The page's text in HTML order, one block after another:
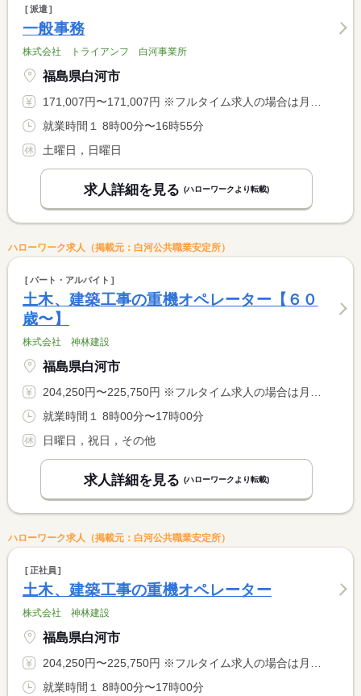
派遣
一般事務
株式会社 トライアンフ 白河事業所
福島県白河市
171,007円〜171,007円 ※フルタイム求人の場合は月額（換算額）、パート求人の場合は時間額を表示しています。
就業時間１ 8時00分〜16時55分
土曜日，日曜日
求人詳細を見る (ハローワークより転載)
ハローワーク求人（掲載元：白河公共職業安定所）
パート・アルバイト
土木、建築工事の重機オペレーター【６０
歳〜】
株式会社 神林建設
福島県白河市
204,250円〜225,750円 ※フルタイム求人の場合は月額（換算額）、パート求人の場合は時間額を表示しています。
就業時間１ 8時00分〜17時00分
日曜日，祝日，その他
求人詳細を見る (ハローワークより転載)
ハローワーク求人（掲載元：白河公共職業安定所）
正社員
土木、建築工事の重機オペレーター
株式会社 神林建設
福島県白河市
204,250円〜225,750円 ※フルタイム求人の場合は月額（換算額）、パート求人の場合は時間額を表示しています。
就業時間１ 8時00分〜17時00分